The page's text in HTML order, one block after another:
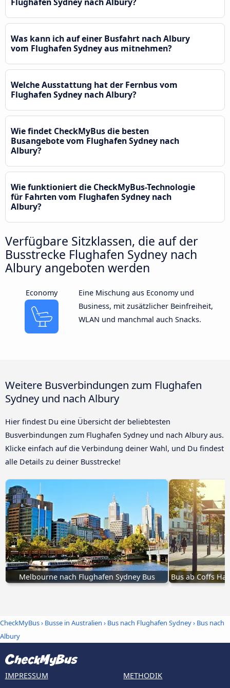
Was kann ich auf einer Busfahrt nach Albury
vom Flughafen Sydney aus mitnehmen?
Welche Ausstattung hat der Fernbus vom
Flughafen Sydney nach Albury?
Wie findet CheckMyBus die besten
Busangebote vom Flughafen Sydney nach
Albury?
Wie funktioniert die CheckMyBus-Technologie
für Fahrten vom Flughafen Sydney nach
Albury?
Verfügbare Sitzklassen, die auf der
Busstrecke Flughafen Sydney nach
Albury angeboten werden
Economy
Eine Mischung aus Economy und
Business, mit zusätzlicher Beinfreiheit,
WLAN und manchmal auch Snacks.
Weitere Busverbindungen zum Flughafen
Sydney und nach Albury
Hier findest Du eine Übersicht der beliebtesten
Busverbindungen zum Flughafen Sydney und nach Albury aus.
Klicke einfach auf die Verbindung deiner Wahl, und Du findest
alle Details zu deiner Busstrecke!
Melbourne nach Flughafen Sydney Bus Bus ab Coffs
CheckMyBus› Busse in Australien › Bus nach Flughafen Sydney› Bus nach
Albury
IMPRESSUM
METHODIK